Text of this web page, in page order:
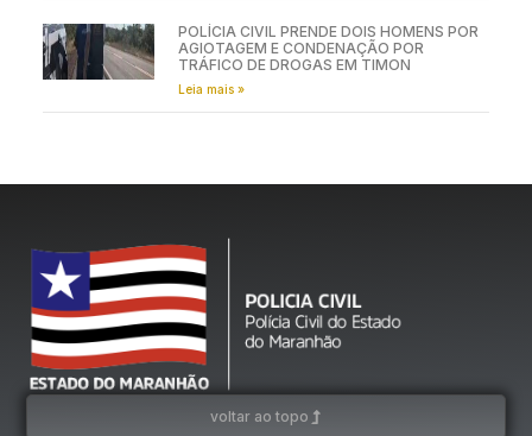
POLÍCIA CIVIL PRENDE DOIS HOMENS POR
AGIOTAGEM E CONDENAÇÃO POR
TRÁFICO DE DROGAS EM TIMON
Leia mais »
voltar ao topo